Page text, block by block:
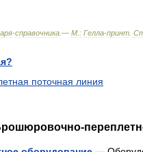
-справочника .— М : Гелла-принт
поточная линия